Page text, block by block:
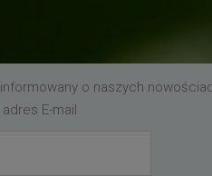
o naszych
E-mail